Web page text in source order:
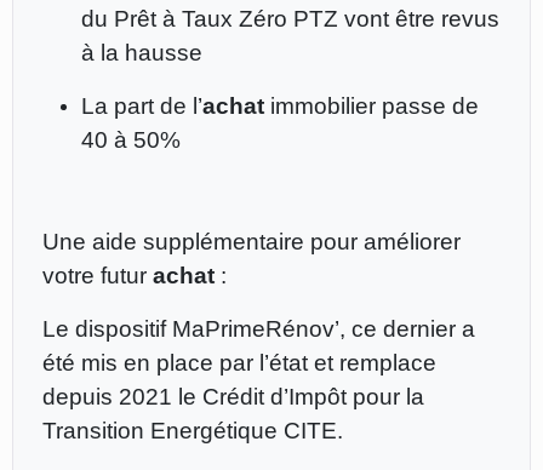
du Prêt à Taux Zéro PTZ vont être revus
à la hausse
La part de l’achatimmobilier passe de
40 à 50%
Une aide supplémentaire pour améliorer
votre futur achat:
Le dispositif MaPrimeRénov’, ce dernier a
été mis en place par l’état et remplace
depuis 2021 le Crédit d’Impôt pour la
Transition Energétique CITE.